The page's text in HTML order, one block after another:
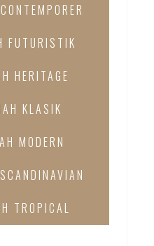
FUTURISTIK
HERITAGE
KLASIK
MODERN
TROPICAL